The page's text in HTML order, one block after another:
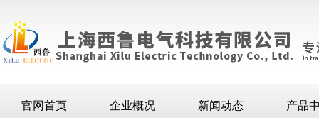
官网首页 企业概况 新闻动态 产品